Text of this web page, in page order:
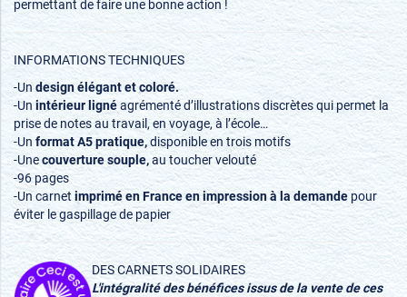
permettant de faire une bonne action !
INFORMATIONS TECHNIQUES
-Un design élégant et coloré.
-Un intérieur lignéagrémenté d’illustrations discrètes qui permet la
prise de notes au travail, en voyage, à l’école…
-Un format A5 pratique,disponible en trois motifs
-Unecouverture souple,au toucher velouté
-96 pages
-Un carnetimprimé en France en impression à la demandepour
éviter le gaspillage de papier
DES CARNETS SOLIDAIRES
L'intégralité des bénéfices issus de la vente de ces